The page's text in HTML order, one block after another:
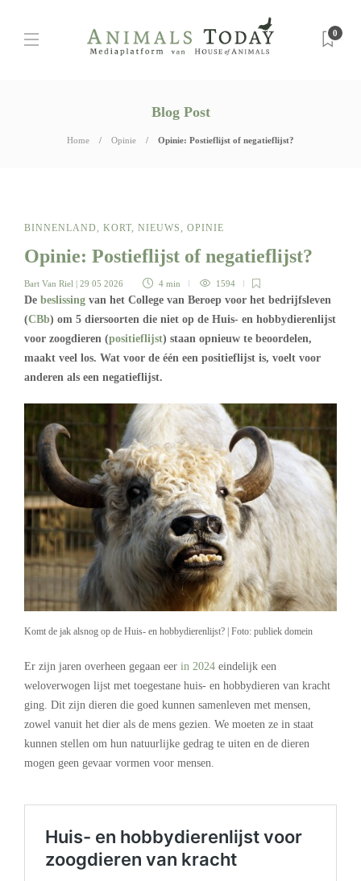
0
Blog Post
Home Opinie Opinie: Postieflijst of negatieflijst?
BINNENLAND, KORT, NIEUWS, OPINIE
Opinie: Postieflijst of negatieflijst?
Bart Van Riel | 29 05 2026 4 min 1594
De beslissing van het College van Beroep voor het bedrijfsleven
(CBb) om 5 diersoorten die niet op de Huis- en hobbydierenlijst
voor zoogdieren (positieflijst) staan opnieuw te beoordelen,
maakt veel los. Wat voor de één een positieflijst is, voelt voor
anderen als een negatieflijst.
Komt de jak alsnog op de Huis- en hobbydierenlijst? | Foto: publiek domein
Er zijn jaren overheen gegaan eer in 2024 eindelijk een
weloverwogen lijst met toegestane huis- en hobbydieren van kracht
ging. Dit zijn dieren die goed kunnen samenleven met mensen,
zowel vanuit het dier als de mens gezien. We moeten ze in staat
kunnen stellen om hun natuurlijke gedrag te uiten en de dieren
mogen geen gevaar vormen voor mensen.